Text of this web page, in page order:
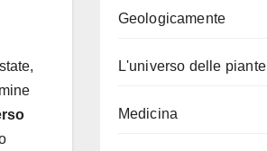
Geologicamente
L'universo delle piante
Medicina